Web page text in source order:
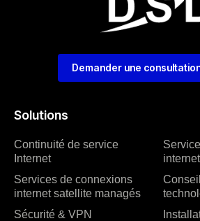
Solutions
Continuité de service
Internet
Services de connexions
internet satellite managés
Sécurité & VPN
Demander une